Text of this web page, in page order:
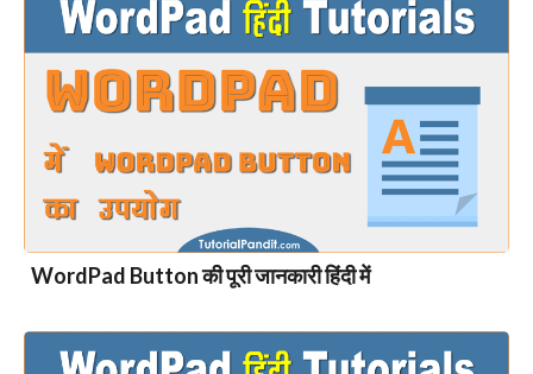
WordPad Button की पूरी जानकारी हिंदी में